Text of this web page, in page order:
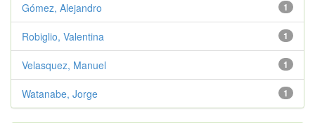
1
Gómez, Alejandro
1
Robiglio, Valentina
1
Velasquez, Manuel
1
Watanabe, Jorge